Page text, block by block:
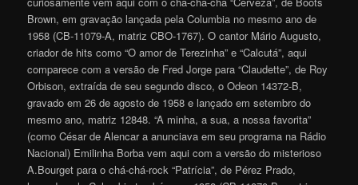
Brown, em gravação lançada pela Columbia no mesmo ano de
1958 (CB-11079-A, matriz CBO-1767). O cantor Mário Augusto,
criador de hits como “O amor de Terezinha” e “Calcutá”, aqui
comparece com a versão de Fred Jorge para “Claudette”, de Roy
Orbison, extraída de seu segundo disco, o Odeon 14372-B,
gravado em 26 de agosto de 1958 e lançado em setembro do
mesmo ano, matriz 12848. “A minha, a sua, a nossa favorita”
(como César de Alencar a anunciava em seu programa na Rádio
Nacional) Emilinha Borba vem aqui com a versão do misterioso
A.Bourget para o chá-chá-rock “Patrícia”, de Pérez Prado,